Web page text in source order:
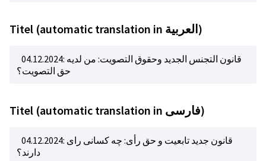
Titel (automatic translation in العربية)
04.12.2024: قانون التجنس الجديد وحقوق التصويت: من لديه
حق التصويت؟
Titel (automatic translation in فارسی)
04.12.2024: قانون جدید تابعیت و حق رأی: چه کسانی رای
دارند؟